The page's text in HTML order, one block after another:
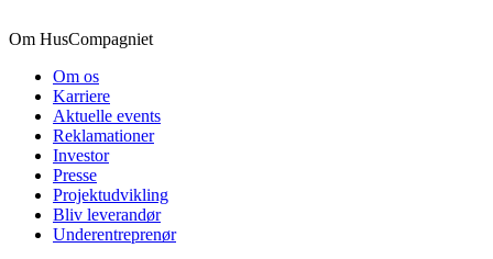
Om HusCompagniet
Om os
Karriere
Aktuelle events
Reklamationer
Investor
Presse
Projektudvikling
Bliv leverandør
Underentreprenør